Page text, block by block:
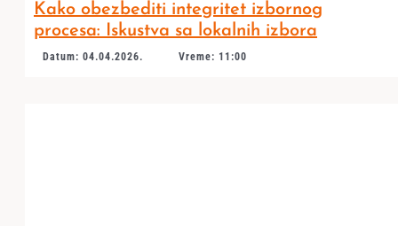
Kako obezbediti integritet izbornog
procesa: Iskustva sa lokalnih izbora
Datum: 04.04.2026. Vreme: 11:00